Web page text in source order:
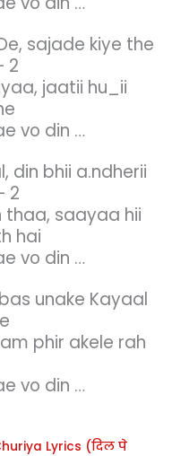
sajade kiye the
2
jaatii hu_ii
vo din …
din bhii a.ndherii
2
saayaa hii
hai
vo din …
unake Kayaal
phir akele rah
vo din …
Lyrics (दिल पे